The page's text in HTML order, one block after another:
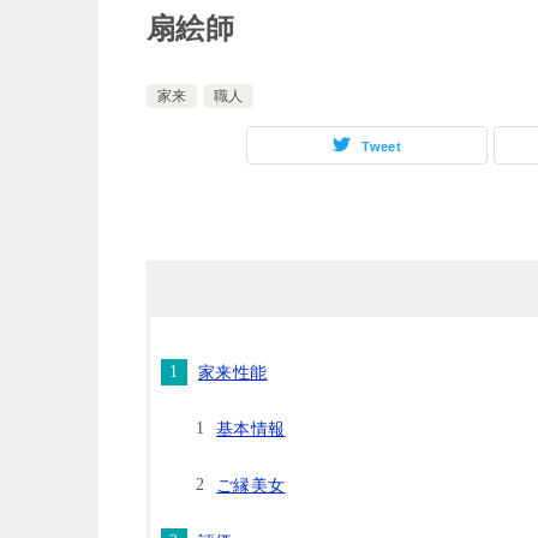
扇絵師
家来 職人
Tweet
家来性能
基本情報
ご縁美女